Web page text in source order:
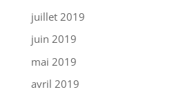
juillet 2019
juin 2019
mai 2019
avril 2019